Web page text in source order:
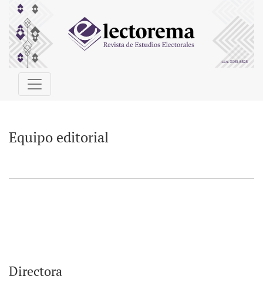
Equipo editorial
Equipo editorial
Directora